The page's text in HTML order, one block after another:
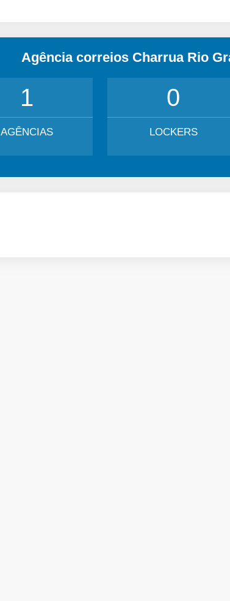
Agência correios Charrua Rio
1
AGÊNCIAS
0
LOCKERS